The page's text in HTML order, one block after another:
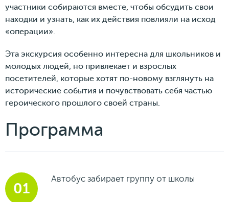
участники собираются вместе, чтобы обсудить свои
находки и узнать, как их действия повлияли на исход
«операции».
Эта экскурсия особенно интересна для школьников и
молодых людей, но привлекает и взрослых
посетителей, которые хотят по-новому взглянуть на
исторические события и почувствовать себя частью
героического прошлого своей страны.
Программа
Автобус забирает группу от школы